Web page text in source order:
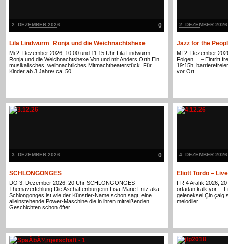
0
2. DEZEMBER 2026
Lila Lindwurm Ronja und die Weichnachtshexe
Mi 2. Dezember 2026, 10.00 und 11.15 Uhr Lila Lindwurm
Ronja und die Weichnachtshexe Von und mit Anders Orth Ein
musikalisches, weihnachtliches Mitmachtheaterstück. Für
Kinder ab 3 Jahre/ ca. 50...
2. DEZEMBER 2026
Jazz for the
MI 2. Dezember
Folgen… – Eintritt
19:15h,
vor Ort...
0
3. DEZEMBER 2026
SCHLONGONGES
DO 3. Dezember 2026, 20 Uhr SCHLONGONGES
Themaverfehlung Die Aschaffenburgerin Lisa-Marie Fritz aka
Schlongonges ist wie der Künstler-Name schon sagt, eine
alleinstehende Power-Maschine die in ihren mitreißenden
Geschichten schon öfter...
4. DEZEMBER 2026
Eliott Tordo –
FR 4 Aralık 2026,
ortadan kalkıyor…
geleneksel Çin
melodiler...